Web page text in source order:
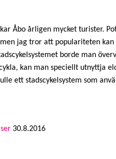
Åbo årligen mycket turister.
jag tror att populariteten
borde man
kan man speciellt utnyttja
ett stadscykelsystem som
30.8.2016